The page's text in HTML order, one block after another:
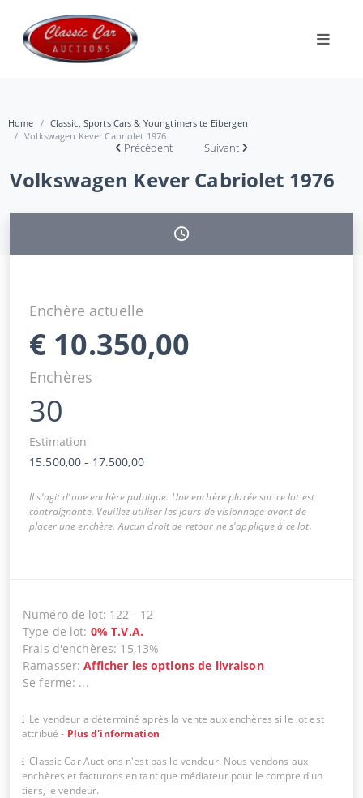
Home
Classic, Sports Cars & Youngtimers te Eibergen
Volkswagen Kever Cabriolet 1976
Précédent Suivant
Volkswagen Kever Cabriolet 1976
Enchère actuelle
€ 10.350,00
Enchères
30
Estimation
15.500,00 - 17.500,00
Il s'agit d'une enchère publique. Une enchère placée sur ce lot est
contraignante. Veuillez utiliser les jours de visionnage avant de
placer une enchère. Aucun droit de retour ne s'applique à ce lot.
Numéro de lot: 122 - 12
Type de lot: 0% T.V.A.
Frais d'enchères: 15,13%
Ramasser:Afficher les options de livraison
Se ferme: ...
Le vendeur a déterminé après la vente aux enchères si le lot est
attribué - Plus d'information
Classic Car Auctions n'est pas le vendeur. Nous vendons aux
enchères et facturons en tant que médiateur pour le compte d'un
tiers, le vendeur.